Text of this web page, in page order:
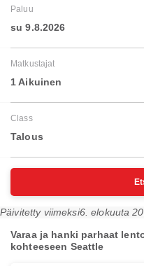
Paluu
su 9.8.2026
Matkustajat
1 Aikuinen
Class
Talous
Päivitetty viimeksi6. elokuuta
Varaa ja hanki parhaat
kohteeseen Seattle